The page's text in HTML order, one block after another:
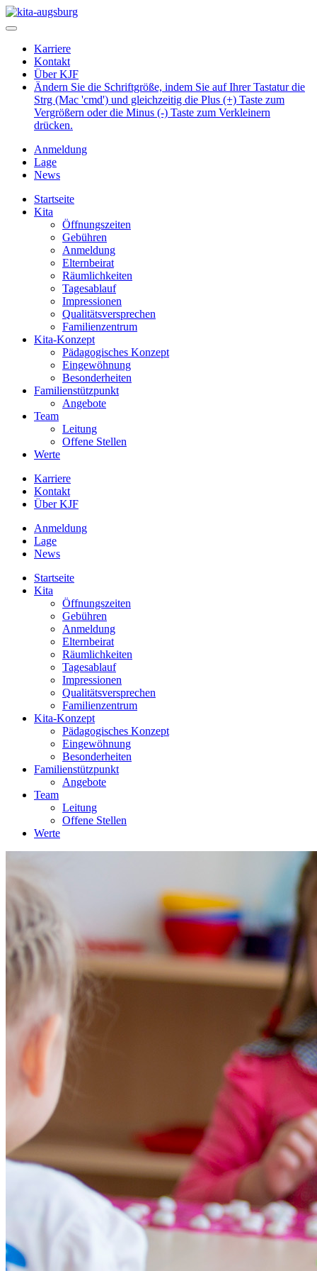
Karriere
Kontakt
Über KJF
Ändern Sie die Schriftgröße, indem Sie auf Ihrer Tastatur die
Strg (Mac 'cmd') und gleichzeitig die Plus (+) Taste zum
Vergrößern oder die Minus (-) Taste zum Verkleinern
drücken.
Anmeldung
Lage
News
Startseite
Kita
Öffnungszeiten
Gebühren
Anmeldung
Elternbeirat
Räumlichkeiten
Tagesablauf
Impressionen
Qualitätsversprechen
Familienzentrum
Kita-Konzept
Pädagogisches Konzept
Eingewöhnung
Besonderheiten
Familienstützpunkt
Angebote
Team
Leitung
Offene Stellen
Werte
Karriere
Kontakt
Über KJF
Anmeldung
Lage
News
Startseite
Kita
Öffnungszeiten
Gebühren
Anmeldung
Elternbeirat
Räumlichkeiten
Tagesablauf
Impressionen
Qualitätsversprechen
Familienzentrum
Kita-Konzept
Pädagogisches Konzept
Eingewöhnung
Besonderheiten
Familienstützpunkt
Angebote
Team
Leitung
Offene Stellen
Werte